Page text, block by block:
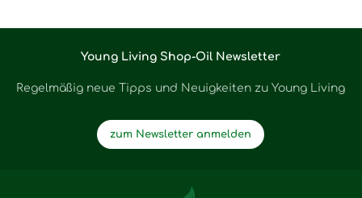
Young Living Shop-Oil Newsletter
Regelmäßig neue Tipps und Neuigkeiten zu Young Living
zum Newsletter anmelden